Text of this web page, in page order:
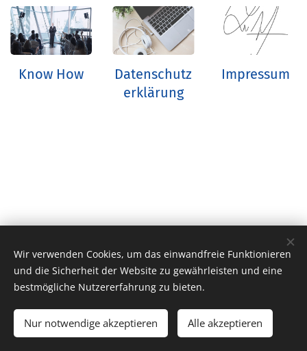
Know How
Datenschutz
erklärung
Impressum
info@btconsult-hv.de 07042/28 39 021
47 21 61
Webnode
Wir verwenden Cookies, um das einwandfreie Funktionieren
und die Sicherheit der Website zu gewährleisten und eine
bestmögliche Nutzererfahrung zu bieten.
Nur notwendige akzeptieren Alle akzeptieren